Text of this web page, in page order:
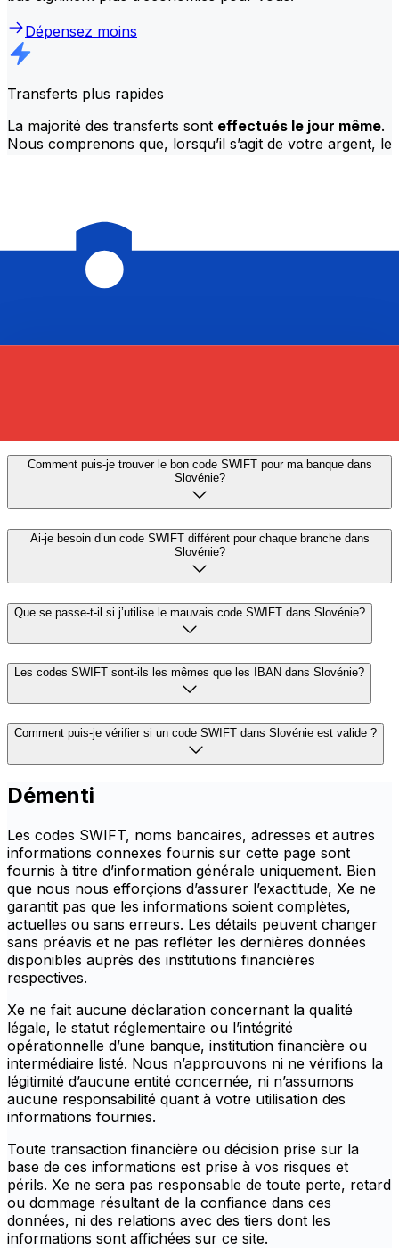
Dépensez moins
Transferts plus rapides
La majorité des transferts sont effectués le jour même.
Nous comprenons que, lorsqu’il s’agit de votre argent, le
Foire aux questions
Qu’est-ce qu’un code SWIFT et pourquoi ai-je besoin de le mettre dans
Comment puis-je trouver le bon code SWIFT pour ma banque dans
Slovénie?
Ai-je besoin d’un code SWIFT différent pour chaque branche dans
Slovénie?
Que se passe-t-il si j’utilise le mauvais code SWIFT dans Slovénie?
Les codes SWIFT sont-ils les mêmes que les IBAN dans Slovénie?
Comment puis-je vérifier si un code SWIFT dans Slovénie est valide ?
Démenti
Les codes SWIFT, noms bancaires, adresses et autres
informations connexes fournis sur cette page sont
fournis à titre d’information générale uniquement. Bien
que nous nous efforçions d’assurer l’exactitude, Xe ne
garantit pas que les informations soient complètes,
actuelles ou sans erreurs. Les détails peuvent changer
sans préavis et ne pas refléter les dernières données
disponibles auprès des institutions financières
respectives.
Xe ne fait aucune déclaration concernant la qualité
légale, le statut réglementaire ou l’intégrité
opérationnelle d’une banque, institution financière ou
intermédiaire listé. Nous n’approuvons ni ne vérifions la
légitimité d’aucune entité concernée, ni n’assumons
aucune responsabilité quant à votre utilisation des
informations fournies.
Toute transaction financière ou décision prise sur la
base de ces informations est prise à vos risques et
périls. Xe ne sera pas responsable de toute perte, retard
ou dommage résultant de la confiance dans ces
données, ni des relations avec des tiers dont les
informations sont affichées sur ce site.